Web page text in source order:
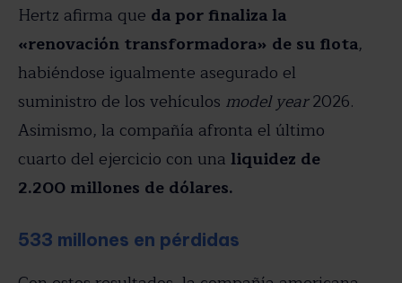
Hertz afirma que da por finaliza la
«renovación transformadora» de su flota,
habiéndose igualmente asegurado el
suministro de los vehículos model year2026.
Asimismo, la compañía afronta el último
cuarto del ejercicio con una liquidez de
2.200 millones de dólares.
533 millones en pérdidas